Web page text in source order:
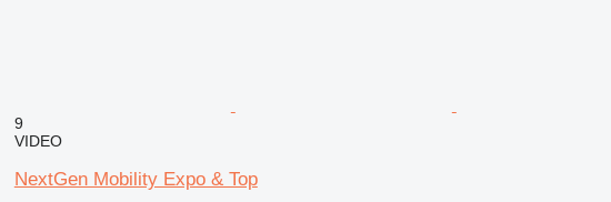
9
VIDEO
NextGen Mobility Expo & Top